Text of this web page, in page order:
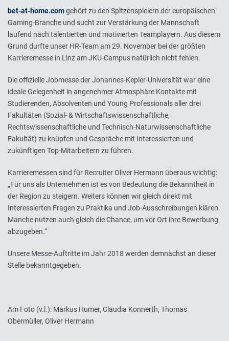
bet-at-home.comgehört zu den Spitzenspielern der europäischen
Gaming-Branche und sucht zur Verstärkung der Mannschaft
laufend nach talentierten und motivierten Teamplayern. Aus diesem
Grund durfte unser HR-Team am 29. November bei der größten
Karrieremesse in Linz am JKU-Campus natürlich nicht fehlen.
Die offizielle Jobmesse der Johannes-Kepler-Universität war eine
ideale Gelegenheit in angenehmer Atmosphäre Kontakte mit
Studierenden, Absolventen und Young Professionals aller drei
Fakultäten (Sozial- & Wirtschaftswissenschaftliche,
Rechtswissenschaftliche und Technisch-Naturwissenschaftliche
Fakultät) zu knüpfen und Gespräche mit Interessierten und
zukünftigen Top-Mitarbeitern zu führen.
Karrieremessen sind für Recruiter Oliver Hermann überaus wichtig:
„Für uns als Unternehmen ist es von Bedeutung die Bekanntheit in
der Region zu steigern. Weiters können wir gleich direkt mit
Interessierten Fragen zu Praktika und Job-Ausschreibungen klären.
Manche nutzen auch gleich die Chance, um vor Ort ihre Bewerbung
abzugeben.“
Unsere Messe-Auftritte im Jahr 2018 werden demnächst an dieser
Stelle bekanntgegeben.
Am Foto (v.l.): Markus Humer, Claudia Konnerth, Thomas
Obermüller, Oliver Hermann